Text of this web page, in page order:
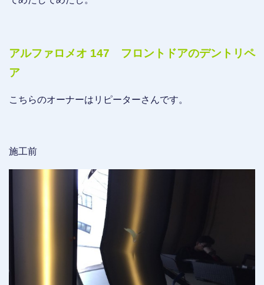
アルファロメオ 147 フロントドアのデントリペ
ア
こちらのオーナーはリピーターさんです。
施工前